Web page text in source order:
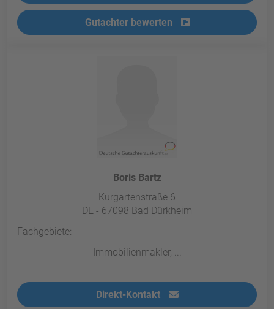
Gutachter bewerten
Boris Bartz
Kurgartenstraße 6
DE - 67098 Bad Dürkheim
Fachgebiete:
Immobilienmakler, ...
Direkt-Kontakt